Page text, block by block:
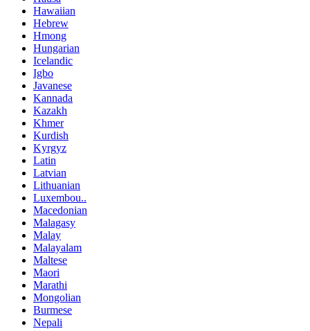
Hawaiian
Hebrew
Hmong
Hungarian
Icelandic
Igbo
Javanese
Kannada
Kazakh
Khmer
Kurdish
Kyrgyz
Latin
Latvian
Lithuanian
Luxembou..
Macedonian
Malagasy
Malay
Malayalam
Maltese
Maori
Marathi
Mongolian
Burmese
Nepali